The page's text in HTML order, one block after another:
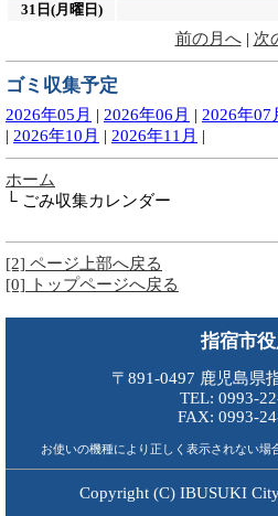
31日(月曜日)
前の月へ| 次
ゴミ収集予定
2026年05月 | 2026年06月 | 2026年07
| 2026年10月 | 2026年11月 |
ホーム
└ ごみ収集カレンダー
[2] ページ上部へ戻る
[0] トップページへ戻る
指宿市
〒891-0497 鹿児島県
TEL: 0993-
FAX: 0993-
お使いの機種により正しく表示されない場
Copyright (C) IBUSUKI